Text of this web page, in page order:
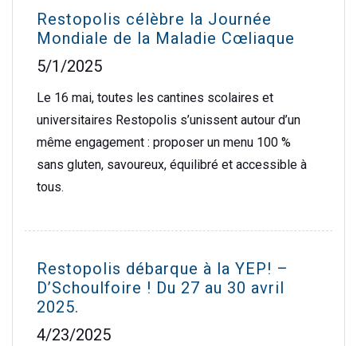
Restopolis célèbre la Journée
Mondiale de la Maladie Cœliaque
5/1/2025
Le 16 mai, toutes les cantines scolaires et
universitaires Restopolis s’unissent autour d’un
même engagement : proposer un menu 100 %
sans gluten, savoureux, équilibré et accessible à
tous.
Restopolis débarque à la YEP! –
D’Schoulfoire ! Du 27 au 30 avril
2025.
4/23/2025